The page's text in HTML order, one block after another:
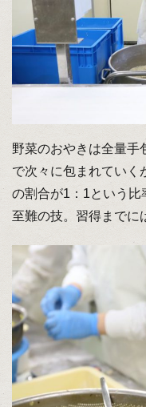
野菜のおやきは全量手
で次々に包まれていく
の割合が1：1という比
至難の技。習得までに